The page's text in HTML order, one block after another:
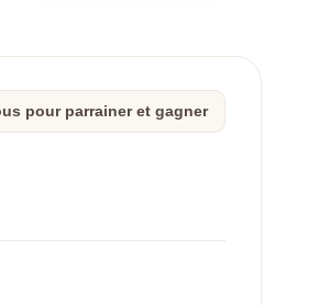
pour parrainer et gagner